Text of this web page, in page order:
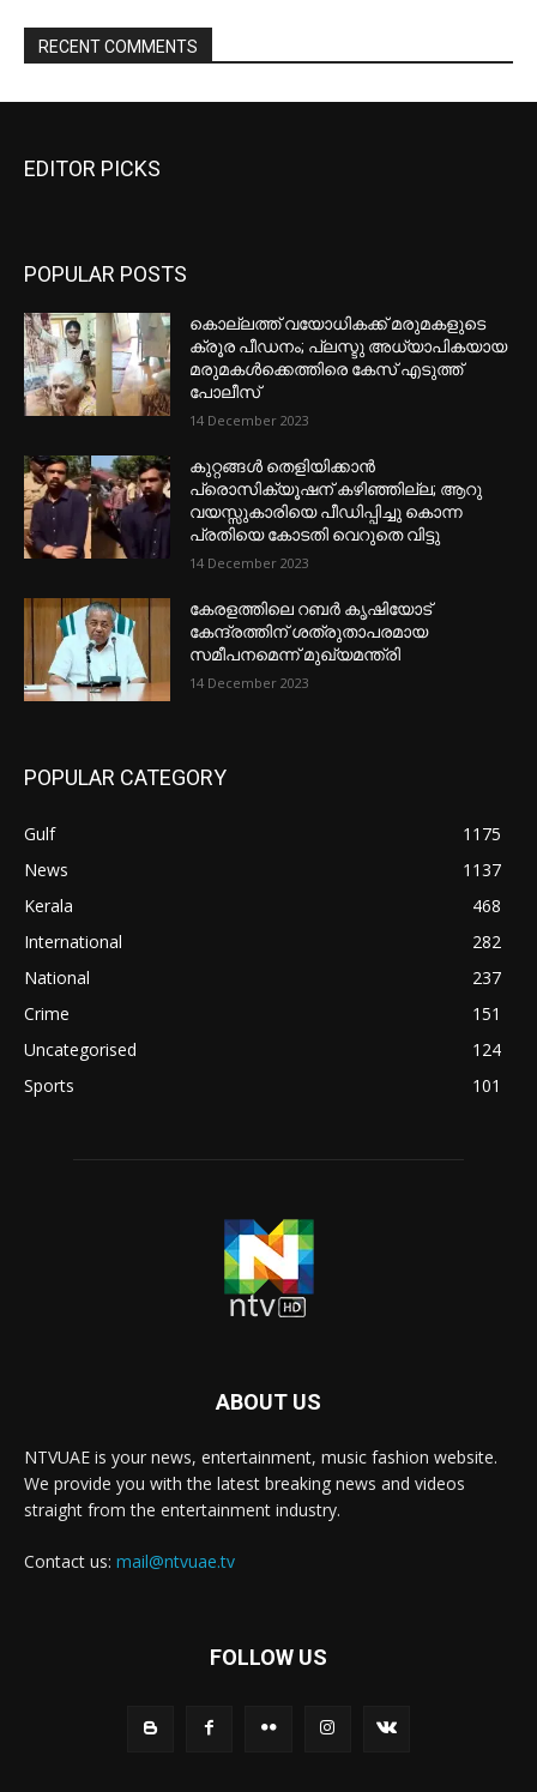
EDITOR PICKS
POPULAR POSTS
കൊല്ലത്ത് വയോധികക്ക് മരുമകളുടെ
ക്രൂര പീഡനം; പ്ലസ്ടു അധ്യാപികയായ
മരുമകൾക്കെത്തിരെ കേസ് എടുത്ത്
പോലീസ്
14 December 2023
കുറ്റങ്ങൾ തെളിയിക്കാൻ
പ്രൊസിക്യൂഷന് കഴിഞ്ഞില്ല; ആറു
വയസ്സുകാരിയെ പീഡിപ്പിച്ചു കൊന്ന
പ്രതിയെ കോടതി വെറുതെ വിട്ടു
14 December 2023
കേരളത്തിലെ റബർ കൃഷിയോട്
കേന്ദ്രത്തിന് ശത്രുതാപരമായ
സമീപനമെന്ന് മുഖ്യമന്ത്രി
14 December 2023
POPULAR CATEGORY
Gulf
1175
News
1137
Kerala
468
International
282
National
237
Crime
151
Uncategorised
124
Sports
101
ABOUT US
NTVUAE is your news, entertainment, music fashion website.
We provide you with the latest breaking news and videos
straight from the entertainment industry.
Contact us: mail@ntvuae.tv
FOLLOW US